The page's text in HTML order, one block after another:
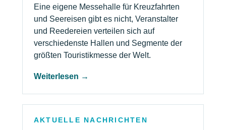
Eine eigene Messehalle für Kreuzfahrten
und Seereisen gibt es nicht, Veranstalter
und Reedereien verteilen sich auf
verschiedenste Hallen und Segmente der
größten Touristikmesse der Welt.
Weiterlesen →
AKTUELLE NACHRICHTEN